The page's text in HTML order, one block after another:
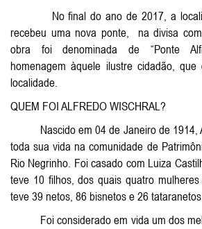
No final do ano de 2017, a
recebeu uma nova ponte, na divisa
obra foi denominada de “Ponte
homenagem àquele ilustre cidadão,
localidade.
QUEM FOI ALFREDO WISCHRAL?
Nascido em 04 de Janeiro de 1914,
toda sua vida na comunidade de
Rio Negrinho. Foi casado com Luiza
teve 10 filhos, dos quais quatro
teve 39 netos, 86 bisnetos e 26
Foi considerado em vida um dos